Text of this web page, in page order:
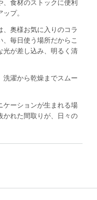
食材のストックに便利
プ。
、奥様お気に入りのコラ
毎日使う場所だからこ
光が差し込み、明るく清
洗濯から乾燥までスムー
ケーションが生まれる場
かれた間取りが、日々の